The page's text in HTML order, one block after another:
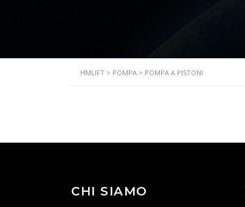
HMLIFT > POMPA > POMPA A PISTONI
CHI SIAMO